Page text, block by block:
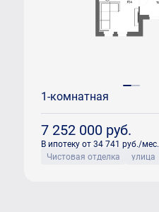
1-комнатная
7 252 000 руб.
В ипотеку от 34 741 руб./мес.
Чистовая отделка
улица